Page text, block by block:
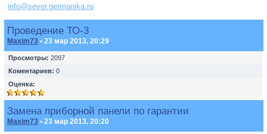
info@sever.germanika.ru
Проведение ТО-3
Maxim73 • 23 мар 2013, 20:29
Просмотры: 2097
Коментариев: 0
Оценка:
Замена приборной панели по гарантии
Maxim73 • 23 мар 2013, 20:20